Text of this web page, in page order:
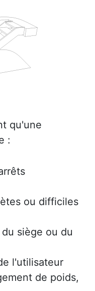
qu'une
:
ou difficiles
siège ou du
l'utilisateur
de poids,